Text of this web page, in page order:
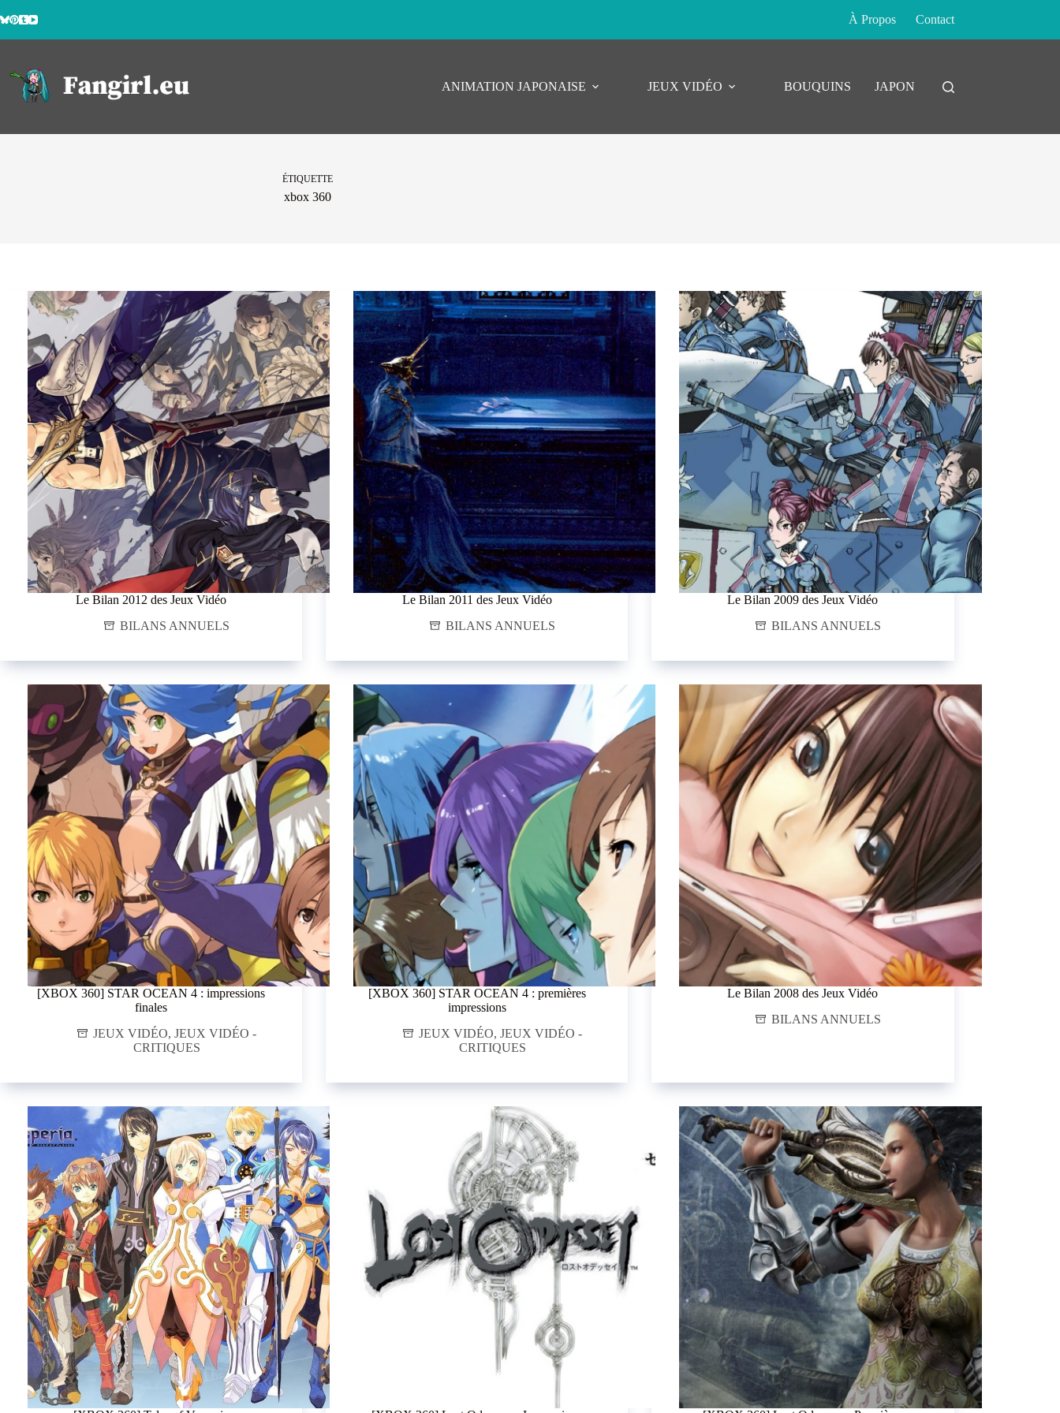
au
À Propos Contact
ANIMATION JAPONAISE JEUX VIDÉO BOUQUINS JAPON
ÉTIQUETTE
xbox 360
Le Bilan 2012 des Jeux Vidéo
BILANS ANNUELS
Le Bilan 2011 des Jeux Vidéo
BILANS ANNUELS
Le Bilan 2009 des Jeux Vidéo
BILANS ANNUELS
[XBOX 360] STAR OCEAN 4 : impressions
finales
JEUX VIDÉO,JEUX VIDÉO -
CRITIQUES
[XBOX 360] STAR OCEAN 4 : premières
impressions
JEUX VIDÉO,JEUX VIDÉO -
CRITIQUES
Le Bilan 2008 des Jeux Vidéo
BILANS ANNUELS